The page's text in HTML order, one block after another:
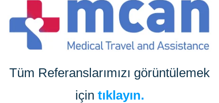
Tüm Referanslarımızı görüntülemek
için tıklayın.